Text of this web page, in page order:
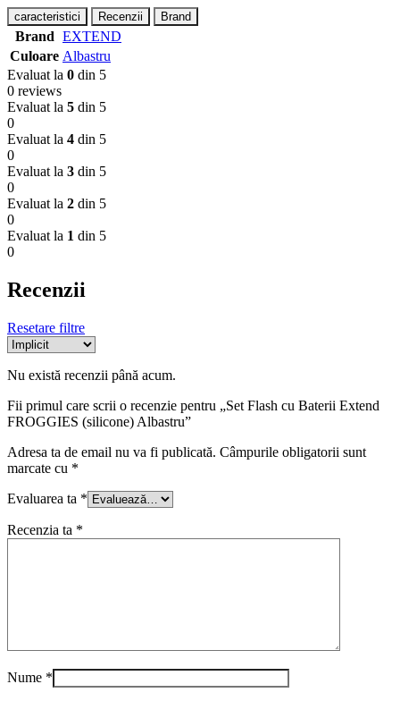
caracteristici Recenzii Brand
Brand EXTEND
Culoare Albastru
Evaluat la 0 din 5
0 reviews
Evaluat la 5 din 5
0
Evaluat la 4 din 5
0
Evaluat la 3 din 5
0
Evaluat la 2 din 5
0
Evaluat la 1 din 5
0
Recenzii
Resetare filtre
Nu există recenzii până acum.
Fii primul care scrii o recenzie pentru „Set Flash cu Baterii Extend
FROGGIES (silicone) Albastru”
Adresa ta de email nu va fi publicată. Câmpurile obligatorii sunt
marcate cu *
Evaluarea ta *
Recenzia ta *
Nume *